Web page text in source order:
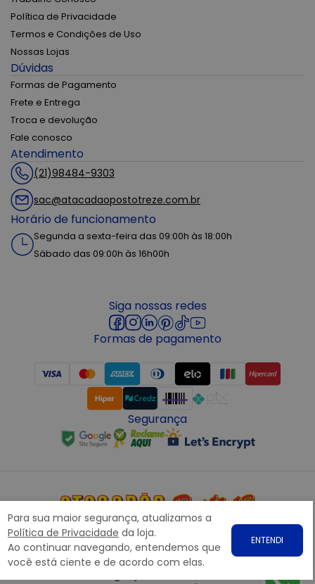
Para sua maior segurança, atualizamos a
Política de Privacidade da loja.
Ao continuar navegando, entendemos que
você está ciente e de acordo com elas.
ENTENDI
Política de Privacidade
Termos e Condições de Uso
Nossas Lojas
Dúvidas
Formas de Pagamento
Frete e Entrega
Troca e devolução
Fale conosco
Atendimento
(21)98484-9303
sac@atacadaopostotreze.com.br
Horário de funcionamento
Segunda a sexta-feira das 09:00h às 18:00h
Sábado das 09:00h às 16h00h
Siga nossas redes
Formas de pagamento
Segurança
Copyright © 2022 ATACADÃO POSTO 13 - Todos os direitos
reservados. CNPJ: 15.360.767/0001-07
Rodovia Presidente Dutra, nº1258 Galpão 1268 – Bairro: Prata,